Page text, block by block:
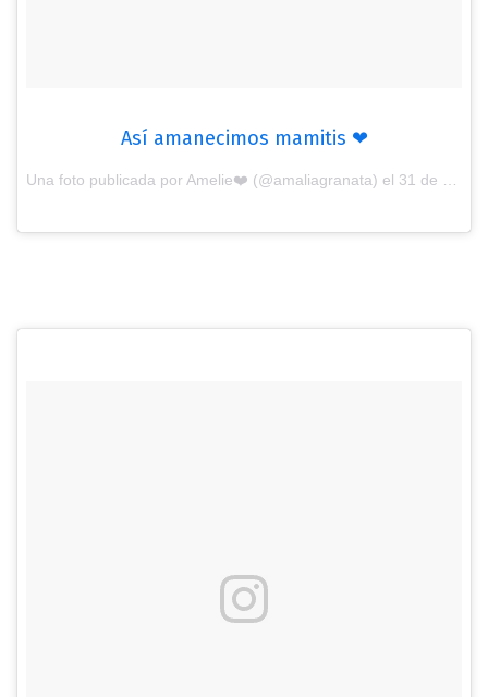
Así amanecimos mamitis ❤
Una foto publicada por Amelie❤️ (@amaliagranata) el 31 de Dic de 2016 a la(s) 9:16 PST